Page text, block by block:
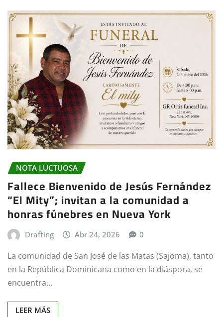
NOTA LUCTUOSA
Fallece Bienvenido de Jesús Fernández
“El Mity”; invitan a la comunidad a
honras fúnebres en Nueva York
Drafting Abr 24, 2026 0
La comunidad de San José de las Matas (Sajoma), tanto
en la República Dominicana como en la diáspora, se
encuentra…
LEER MÁS